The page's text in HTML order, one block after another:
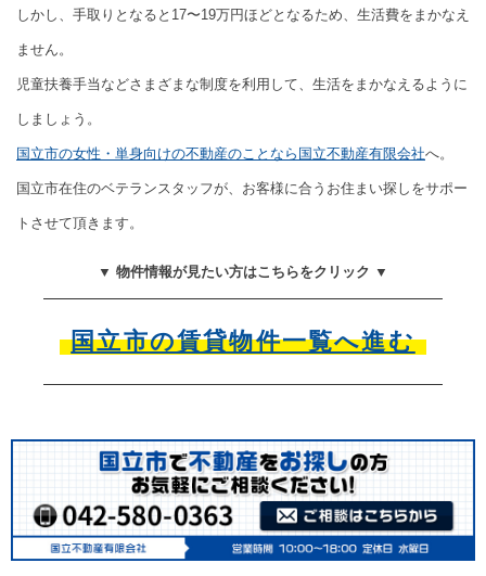
しかし、手取りとなると17〜19万円ほどとなるため、生活費をまかなえ
ません。
児童扶養手当などさまざまな制度を利用して、生活をまかなえるように
しましょう。
国立市の女性・単身向けの不動産のことなら国立不動産有限会社へ。
国立市在住のベテランスタッフが、お客様に合うお住まい探しをサポー
トさせて頂きます。
▼ 物件情報が見たい方はこちらをクリック ▼
国立市の賃貸物件一覧へ進む